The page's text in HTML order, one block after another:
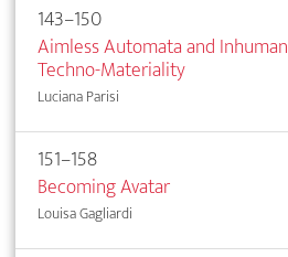
143–150
Aimless Automata and Inhuman
Techno-Materiality
Luciana Parisi
151–158
Becoming Avatar
Louisa Gagliardi